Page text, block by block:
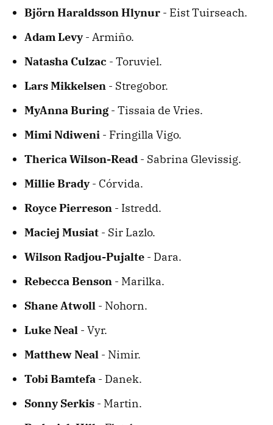
Björn Haraldsson Hlynur - Eist Tuirseach.
Adam Levy- Armiño.
Natasha Culzac - Toruviel.
Lars Mikkelsen - Stregobor.
MyAnna Buring- Tissaia de Vries.
Mimi Ndiweni - Fringilla Vigo.
Therica Wilson-Read - Sabrina Glevissig.
Millie Brady- Córvida.
Royce Pierreson - Istredd.
Maciej Musiat - Sir Lazlo.
Wilson Radjou-Pujalte - Dara.
Rebecca Benson - Marilka.
Shane Atwoll - Nohorn.
Luke Neal - Vyr.
Matthew Neal - Nimir.
Tobi Bamtefa - Danek.
Sonny Serkis - Martin.